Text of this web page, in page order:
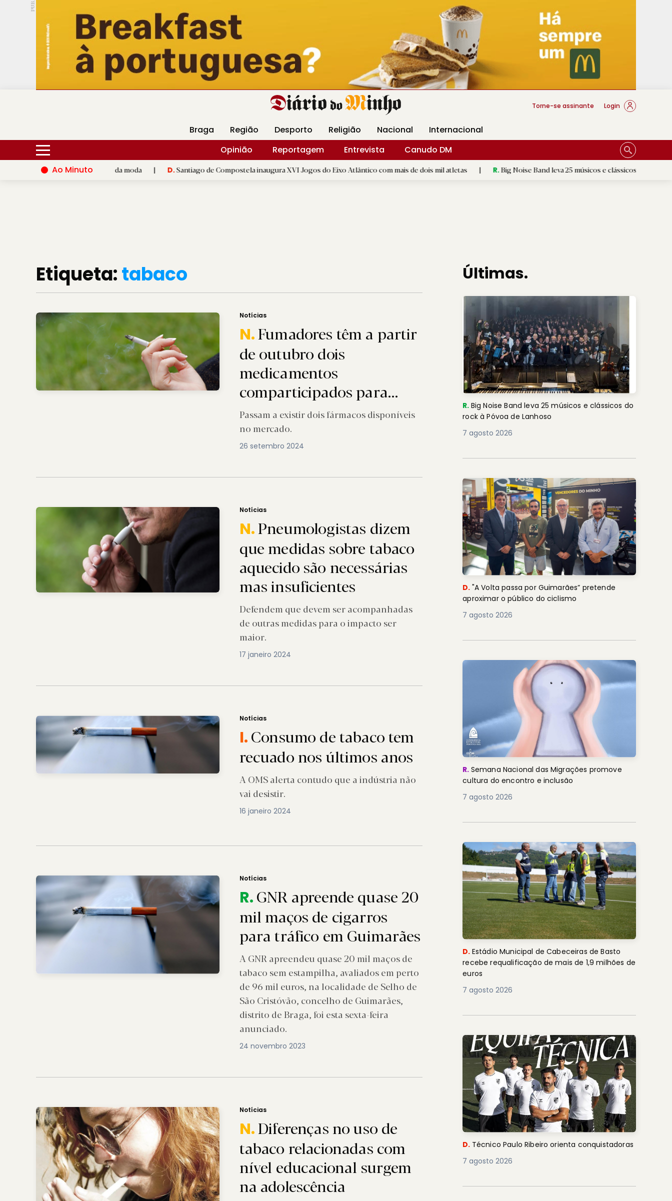
PUB.
Hoje 17ºC 28ºC DMtv Revista Minha Gráfica DM Livraria DM Arquidiocese Braga
Torne-se assinante Login
Braga Região Desporto Religião Nacional
Internacional
Opinião
Reportagem Entrevista
Canudo DM
Ao Minuto
do mundo da moda D.Santiago de Compostela inaugura XVI Jogos do Eixo Atlântico com mais de dois mil atletas | R.Big Noise Band leva 25 músicos e clássicos do rock à Póvoa de
Etiqueta:tabaco
Notícias
N.Fumadores têm a partir
de outubro dois
medicamentos
comparticipados para
largar o vício
Passam a existir dois fármacos disponíveis
no mercado.
26 setembro 2024
Notícias
N.Pneumologistas dizem
que medidas sobre tabaco
aquecido são necessárias
mas insuficientes
Defendem que devem ser acompanhadas
de outras medidas para o impacto ser
maior.
17 janeiro 2024
Notícias
I.Consumo de tabaco tem
recuado nos últimos anos
A OMS alerta contudo que a indústria não
vai desistir.
16 janeiro 2024
Notícias
R.GNR apreende quase 20
mil maços de cigarros
para tráfico em Guimarães
A GNR apreendeu quase 20 mil maços de
tabaco sem estampilha, avaliados em perto
de 96 mil euros, na localidade de Selho de
São Cristóvão, concelho de Guimarães,
distrito de Braga, foi esta sexta-feira
anunciado.
24 novembro 2023
Notícias
N.Diferenças no uso de
tabaco relacionadas com
nível educacional surgem
na adolescência
Últimas.
R. Big Noise Band leva 25 músicos e clássicos do
rock à Póvoa de Lanhoso
7 agosto 2026
D. "A Volta passa por Guimarães” pretende
aproximar o público do ciclismo
7 agosto 2026
R. Semana Nacional das Migrações promove
cultura do encontro e inclusão
7 agosto 2026
D. Estádio Municipal de Cabeceiras de Basto
recebe requalificação de mais de 1,9 milhões de
euros
7 agosto 2026
D. Técnico Paulo Ribeiro orienta conquistadoras
7 agosto 2026